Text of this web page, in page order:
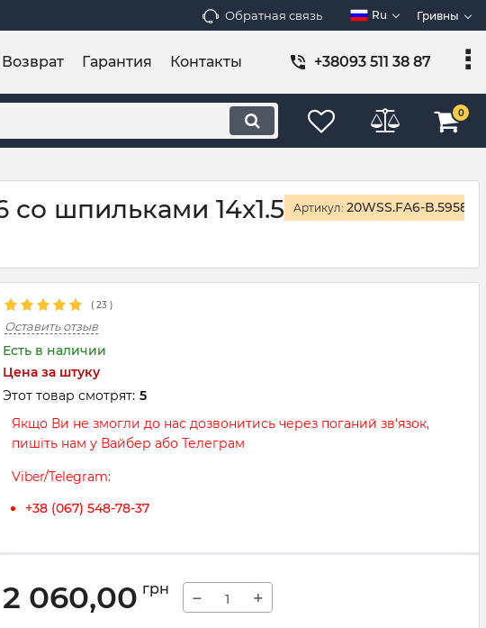
Обратная связь Ru Гривны
Возврат Гарантия Контакты +38093 511 38 87
0
со шпильками 14x1.5
Артикул: 20WSS.FA6-B.5958
( 23 )
Оставить отзыв
Есть в наличии
Цена за штуку
Этот товар смотрят: 5
Якщо Ви не змогли до нас дозвонитись через поганий зв‘язок,
пишіть нам у Вайбер або Телеграм
Viber/Telegram:
+38 (067) 548-78-37
2 060,00 грн − +